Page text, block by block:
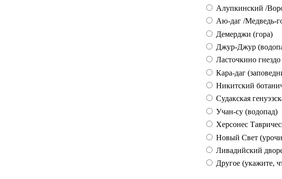
Алупкинский /
Аю-даг /Медведь-
Демерджи (гора)
Джур-Джур
Ласточкино гнездо
Кара-даг
Никитский
Судакская
Учан-су (водопад)
Херсонес
Новый Свет
Ливадийский
Другое (укажите,